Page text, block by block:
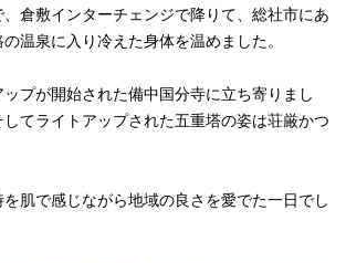
倉敷インターチェンジで降りて、総社市にあ
温泉に入り冷えた身体を温めました。
プが開始された備中国分寺に立ち寄りまし
てライトアップされた五重塔の姿は荘厳かつ
肌で感じながら地域の良さを愛でた一日でし